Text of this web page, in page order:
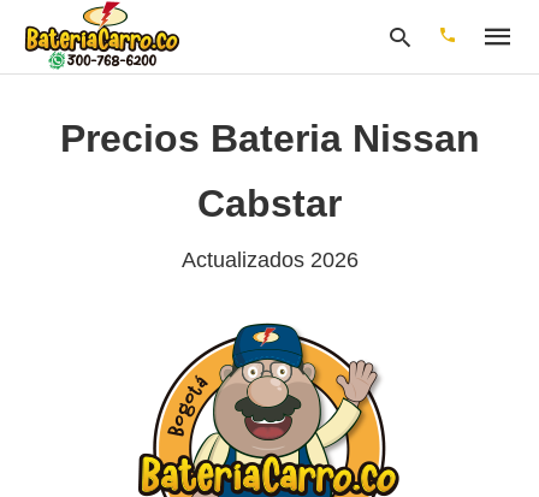
Precios Bateria Nissan
Cabstar
Actualizados 2026